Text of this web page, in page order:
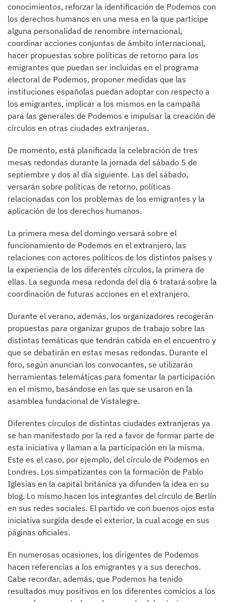
conocimientos, reforzar la identificación de Podemos con
los derechos humanos en una mesa en la que participe
alguna personalidad de renombre internacional,
coordinar acciones conjuntas de ámbito internacional,
hacer propuestas sobre políticas de retorno para los
emigrantes que puedan ser incluidas en el programa
electoral de Podemos, proponer medidas que las
instituciones españolas puedan adoptar con respecto a
los emigrantes, implicar a los mismos en la campaña
para las generales de Podemos e impulsar la creación de
círculos en otras ciudades extranjeras.
De momento, está planificada la celebración de tres
mesas redondas durante la jornada del sábado 5 de
septiembre y dos al día siguiente. Las del sábado,
versarán sobre políticas de retorno, políticas
relacionadas con los problemas de los emigrantes y la
aplicación de los derechos humanos.
La primera mesa del domingo versará sobre el
funcionamiento de Podemos en el extranjero, las
relaciones con actores políticos de los distintos países y
la experiencia de los diferentes círculos, la primera de
ellas. La segunda mesa redonda del día 6 tratará sobre la
coordinación de futuras acciones en el extranjero.
Durante el verano, además, los organizadores recogerán
propuestas para organizar grupos de trabajo sobre las
distintas temáticas que tendrán cabida en el encuentro y
que se debatirán en estas mesas redondas. Durante el
foro, según anuncian los convocantes, se utilizarán
herramientas telemáticas para fomentar la participación
en el mismo, basándose en las que se usaron en la
asamblea fundacional de Vistalegre.
Diferentes círculos de distintas ciudades extranjeras ya
se han manifestado por la red a favor de formar parte de
esta iniciativa y llaman a la participación en la misma.
Este es el caso, por ejemplo, del círculo de Podemos en
Londres. Los simpatizantes con la formación de Pablo
Iglesias en la capital británica ya difunden la idea en su
blog. Lo mismo hacen los integrantes del círculo de Berlín
en sus redes sociales. El partido ve con buenos ojos esta
iniciativa surgida desde el exterior, la cual acoge en sus
páginas oficiales.
En numerosas ocasiones, los dirigentes de Podemos
hacen referencias a los emigrantes y a sus derechos.
Cabe recordar, además, que Podemos ha tenido
resultados muy positivos en los diferentes comicios a los